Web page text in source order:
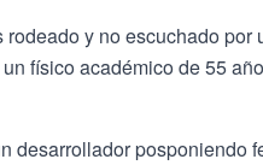
y no escuchado por
físico académico de 55
desarrollador posponiendo